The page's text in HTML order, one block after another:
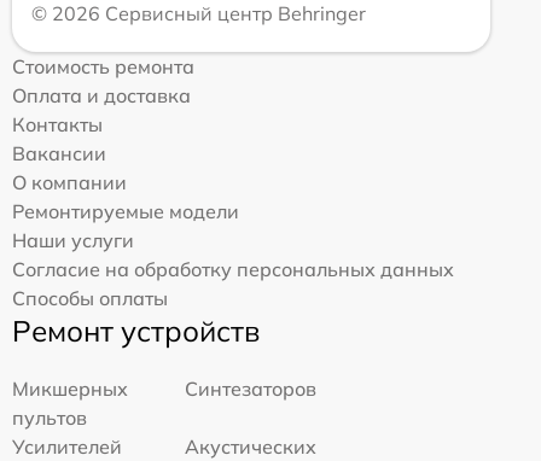
© 2026 Сервисный центр Behringer
Стоимость ремонта
Оплата и доставка
Контакты
Вакансии
О компании
Ремонтируемые модели
Наши услуги
Согласие на обработку персональных данных
Способы оплаты
Ремонт устройств
Микшерных
пультов
Синтезаторов
Усилителей
Акустических